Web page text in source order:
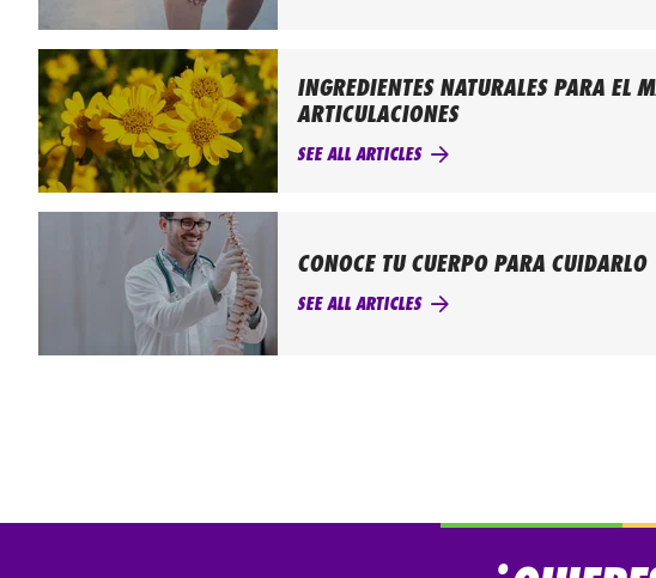
INGREDIENTES NATURALES PARA EL
ARTICULACIONES
SEE ALL ARTICLES
CONOCE TU CUERPO PARA CUIDARLO
SEE ALL ARTICLES